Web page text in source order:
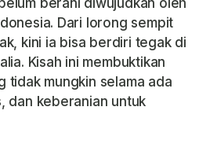
Dari lorong sempit
kini ia bisa berdiri tegak di
Kisah ini membuktikan
tidak mungkin selama ada
dan keberanian untuk